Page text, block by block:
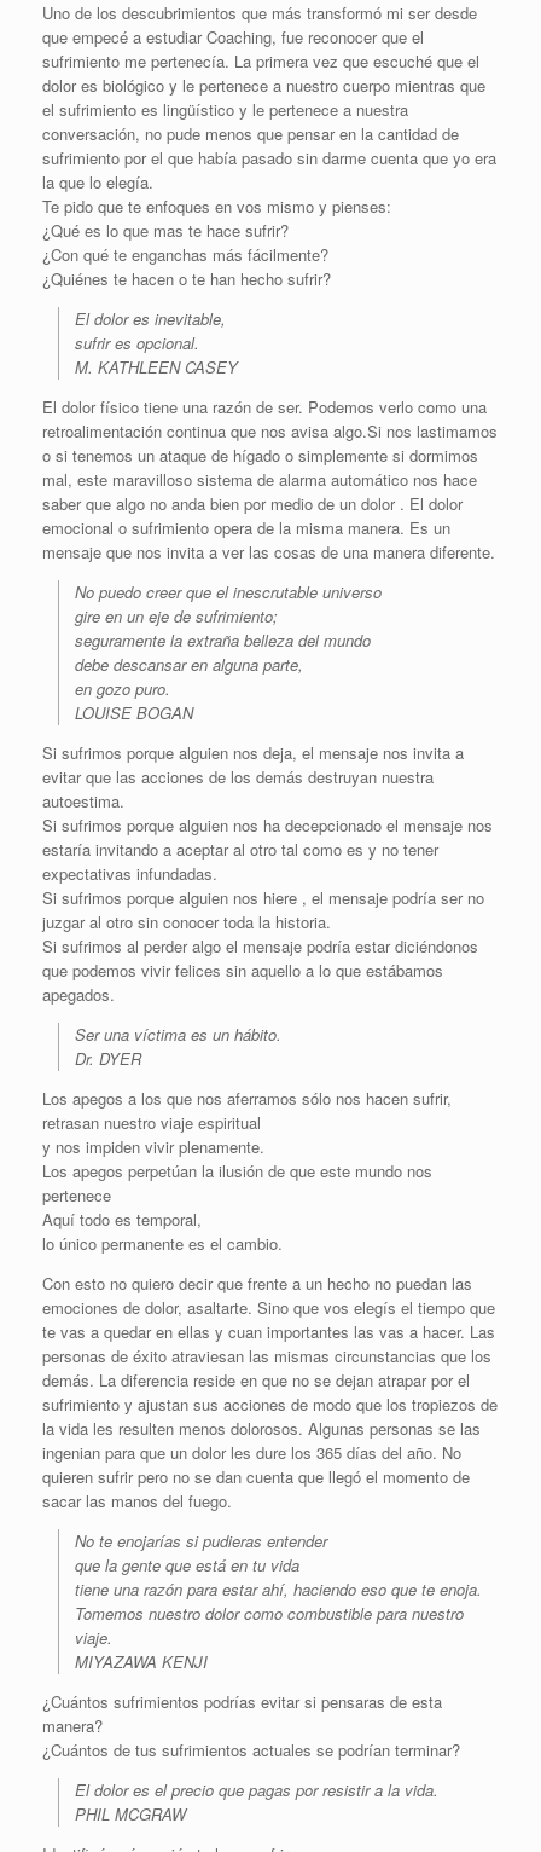
Uno de los descubrimientos que más transformó mi ser desde
que empecé a estudiar Coaching, fue reconocer que el
sufrimiento me pertenecía. La primera vez que escuché que el
dolor es biológico y le pertenece a nuestro cuerpo mientras que
el sufrimiento es lingüístico y le pertenece a nuestra
conversación, no pude menos que pensar en la cantidad de
sufrimiento por el que había pasado sin darme cuenta que yo era
la que lo elegía.
Te pido que te enfoques en vos mismo y pienses:
¿Qué es lo que mas te hace sufrir?
¿Con qué te enganchas más fácilmente?
¿Quiénes te hacen o te han hecho sufrir?
El dolor es inevitable,
sufrir es opcional.
M. KATHLEEN CASEY
El dolor físico tiene una razón de ser. Podemos verlo como una
retroalimentación continua que nos avisa algo.Si nos lastimamos
o si tenemos un ataque de hígado o simplemente si dormimos
mal, este maravilloso sistema de alarma automático nos hace
saber que algo no anda bien por medio de un dolor . El dolor
emocional o sufrimiento opera de la misma manera. Es un
mensaje que nos invita a ver las cosas de una manera diferente.
No puedo creer que el inescrutable universo
gire en un eje de sufrimiento;
seguramente la extraña belleza del mundo
debe descansar en alguna parte,
en gozo puro.
LOUISE BOGAN
Si sufrimos porque alguien nos deja, el mensaje nos invita a
evitar que las acciones de los demás destruyan nuestra
autoestima.
Si sufrimos porque alguien nos ha decepcionado el mensaje nos
estaría invitando a aceptar al otro tal como es y no tener
expectativas infundadas.
Si sufrimos porque alguien nos hiere , el mensaje podría ser no
juzgar al otro sin conocer toda la historia.
Si sufrimos al perder algo el mensaje podría estar diciéndonos
que podemos vivir felices sin aquello a lo que estábamos
apegados.
Ser una víctima es un hábito.
Dr. DYER
Los apegos a los que nos aferramos sólo nos hacen sufrir,
retrasan nuestro viaje espiritual
y nos impiden vivir plenamente.
Los apegos perpetúan la ilusión de que este mundo nos
pertenece
Aquí todo es temporal,
lo único permanente es el cambio.
Con esto no quiero decir que frente a un hecho no puedan las
emociones de dolor, asaltarte. Sino que vos elegís el tiempo que
te vas a quedar en ellas y cuan importantes las vas a hacer. Las
personas de éxito atraviesan las mismas circunstancias que los
demás. La diferencia reside en que no se dejan atrapar por el
sufrimiento y ajustan sus acciones de modo que los tropiezos de
la vida les resulten menos dolorosos. Algunas personas se las
ingenian para que un dolor les dure los 365 días del año. No
quieren sufrir pero no se dan cuenta que llegó el momento de
sacar las manos del fuego.
No te enojarías si pudieras entender
que la gente que está en tu vida
tiene una razón para estar ahí, haciendo eso que te enoja.
Tomemos nuestro dolor como combustible para nuestro
viaje.
MIYAZAWA KENJI
¿Cuántos sufrimientos podrías evitar si pensaras de esta
manera?
¿Cuántos de tus sufrimientos actuales se podrían terminar?
El dolor es el precio que pagas por resistir a la vida.
PHIL MCGRAW